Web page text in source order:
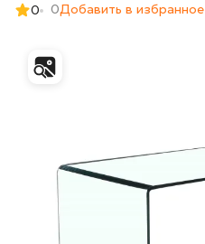
0 0Добавить в избранное